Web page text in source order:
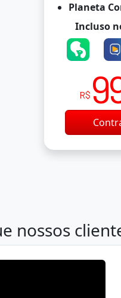
Planeta
Incluso
R$
nossos